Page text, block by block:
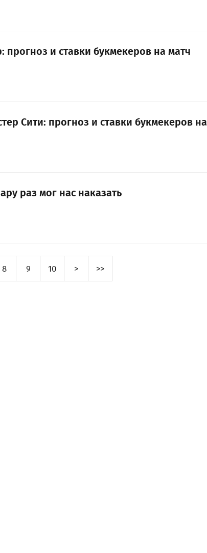
прогноз и ставки букмекеров на матч
Сити: прогноз и ставки букмекеров на
раз мог нас наказать
8 9 10 > >>